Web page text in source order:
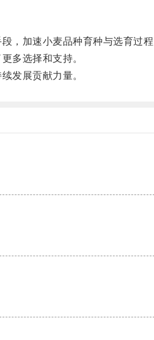
加速小麦品种育种与选育过程
多选择和支持。
发展贡献力量。